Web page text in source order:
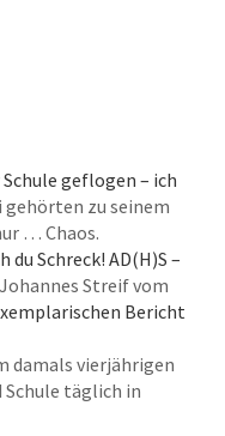
geflogen – ich
zu seinem
… Chaos.
du Schreck! AD(H)S –
Streif vom
Bericht
damals vierjährigen
täglich in